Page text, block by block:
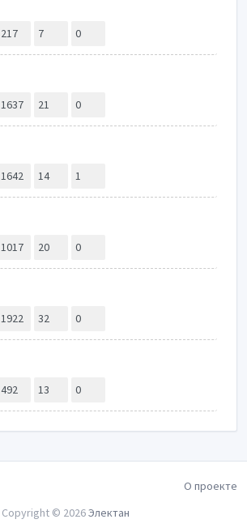
217 7 0
1637 21 0
1642 14 1
1017 20 0
1922 32 0
492 13 0
О проекте
Copyright © 2026Электан